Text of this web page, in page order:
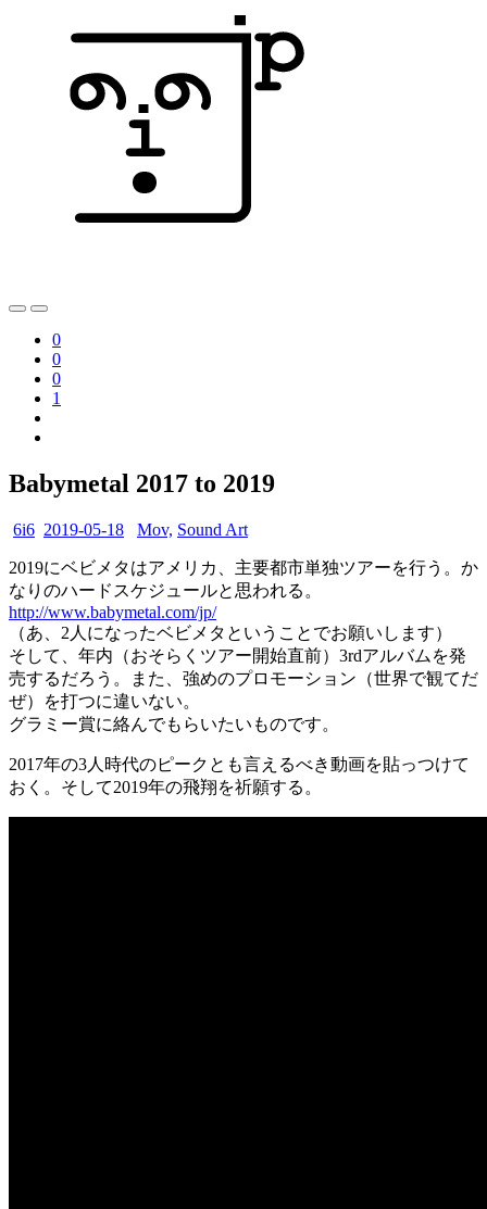
0
0
0
1
Babymetal 2017 to 2019
6i6 2019-05-18 Mov, Sound Art
2019にベビメタはアメリカ、主要都市単独ツアーを行う。か
なりのハードスケジュールと思われる。
http://www.babymetal.com/jp/
（あ、2人になったベビメタということでお願いします）
そして、年内（おそらくツアー開始直前）3rdアルバムを発
売するだろう。また、強めのプロモーション（世界で観てだ
ぜ）を打つに違いない。
グラミー賞に絡んでもらいたいものです。
2017年の3人時代のピークとも言えるべき動画を貼っつけて
おく。そして2019年の飛翔を祈願する。